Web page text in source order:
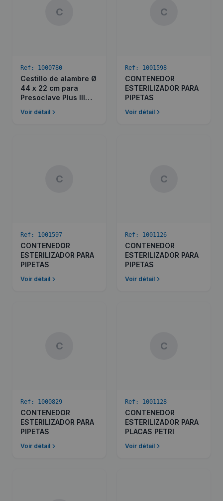
C
Ref: 1000780
Cestillo de alambre Ø
44 x 22 cm para
Presoclave Plus III
Voir détail
C
Ref: 1001598
CONTENEDOR
ESTERILIZADOR PARA
PIPETAS
Voir détail
C
Ref: 1001597
CONTENEDOR
ESTERILIZADOR PARA
PIPETAS
Voir détail
C
Ref: 1001126
CONTENEDOR
ESTERILIZADOR PARA
PIPETAS
Voir détail
C
Ref: 1000829
CONTENEDOR
ESTERILIZADOR PARA
PIPETAS
Voir détail
C
Ref: 1001128
CONTENEDOR
ESTERILIZADOR PARA
PLACAS PETRI
Voir détail